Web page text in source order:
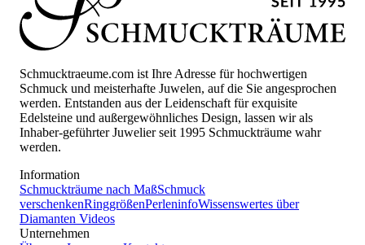
Schmucktraeume.com ist Ihre Adresse für hochwertigen
Schmuck und meisterhafte Juwelen, auf die Sie angesprochen
werden. Entstanden aus der Leidenschaft für exquisite
Edelsteine und außergewöhnliches Design, lassen wir als
Inhaber-geführter Juwelier seit 1995 Schmuckträume wahr
werden.
Information
Schmuckträume nach MaßSchmuck
verschenkenRinggrößenPerleninfoWissenswertes über
Diamanten Videos
Unternehmen